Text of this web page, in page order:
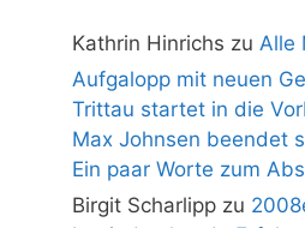
Kathrin Hinrichs zuAlle
Aufgalopp mit neuen
Trittau startet in die
Max Johnsen beendet
Ein paar Worte zum
Birgit Scharlipp zu